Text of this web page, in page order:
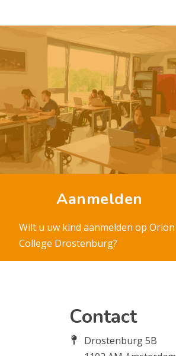
Aanmelden
Wilt u uw kind aanmelden op Orion
College Drostenburg?
Contact
Drostenburg 5B